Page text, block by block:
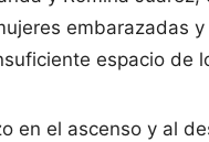
embarazadas
espacio de
en el ascenso y al